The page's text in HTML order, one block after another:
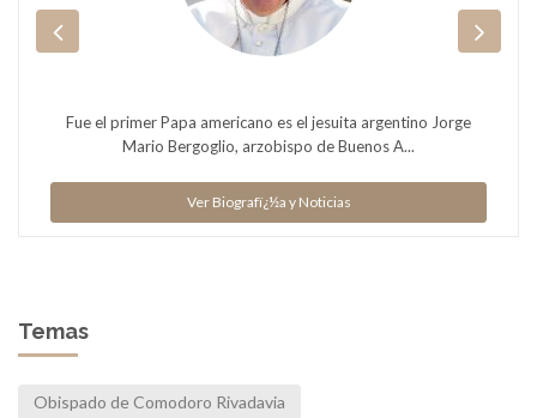
Fue el primer Papa americano es el jesuita argentino Jorge
Mario Bergoglio, arzobispo de Buenos A...
Ver Biografï¿½a y Noticias
Temas
Obispado de Comodoro Rivadavia